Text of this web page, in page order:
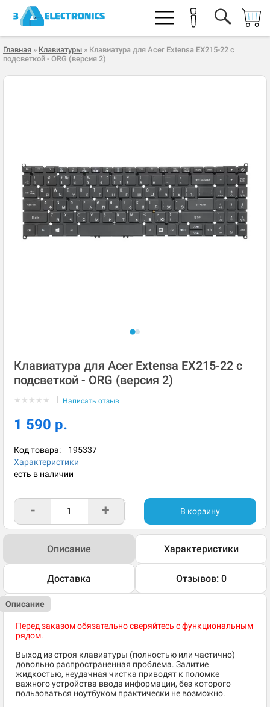
Главная » Клавиатуры » Клавиатура для Acer Extensa EX215-22 с
подсветкой - ORG (версия 2)
Клавиатура для Acer Extensa EX215-22 с
подсветкой - ORG (версия 2)
★ ★ ★ ★ ★ | Написать отзыв
1 590 р.
Код товара: 195337
Характеристики
есть в наличии
- + В корзину
Описание Характеристики
Доставка Отзывов: 0
Описание
Перед заказом обязательно сверяйтесь с функциональным
рядом.
Выход из строя клавиатуры (полностью или частично)
довольно распространенная проблема. Залитие
жидкостью, неудачная чистка приводят к поломке
важного устройства ввода информации, без которого
пользоваться ноутбуком практически не возможно.